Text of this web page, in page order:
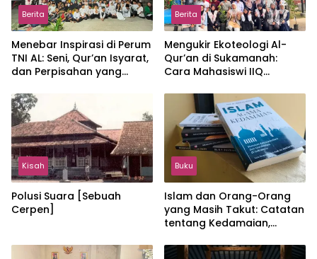
Berita
Menebar Inspirasi di Perum
TNI AL: Seni, Qur’an Isyarat,
dan Perpisahan yang
Berita
Mengukir Ekoteologi Al-
Qur’an di Sukamanah:
Cara Mahasiswi IIQ
Jonggol
Kisah
Polusi Suara [Sebuah
Cerpen]
Buku
Islam dan Orang-Orang
yang Masih Takut: Catatan
tentang Kedamaian,
dalam Pemikiran Masykuri